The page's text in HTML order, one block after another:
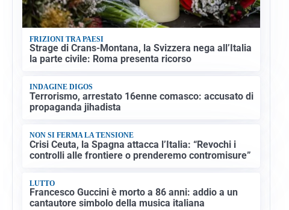
FRIZIONI TRA PAESI
Strage di Crans-Montana, la Svizzera nega all’Italia
la parte civile: Roma presenta ricorso
INDAGINE DIGOS
Terrorismo, arrestato 16enne comasco: accusato di
propaganda jihadista
NON SI FERMA LA TENSIONE
Crisi Ceuta, la Spagna attacca l’Italia: “Revochi i
controlli alle frontiere o prenderemo contromisure”
LUTTO
Francesco Guccini è morto a 86 anni: addio a un
cantautore simbolo della musica italiana